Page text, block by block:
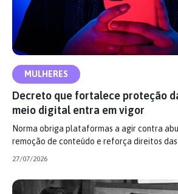
MULHERES
Decreto que fortalece proteção
meio digital entra em vigor
Norma obriga plataformas a agir contra
remoção de conteúdo e reforça direitos
27/07/2026